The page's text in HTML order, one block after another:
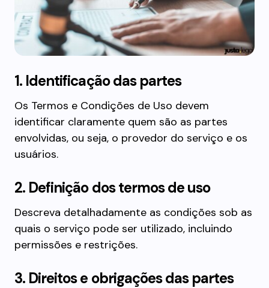
1. Identificação das partes
Os Termos e Condições de Uso devem
identificar claramente quem são as partes
envolvidas, ou seja, o provedor do serviço e os
usuários.
2. Definição dos termos de uso
Descreva detalhadamente as condições sob as
quais o serviço pode ser utilizado, incluindo
permissões e restrições.
3. Direitos e obrigações das partes